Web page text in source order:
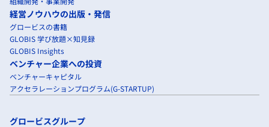
経営ノウハウの出版・発信
グロービスの書籍
GLOBIS 学び放題×知見録
GLOBIS Insights
ベンチャー企業への投資
ベンチャーキャピタル
アクセラレーションプログラム(G-STARTUP)
グロービスグループ